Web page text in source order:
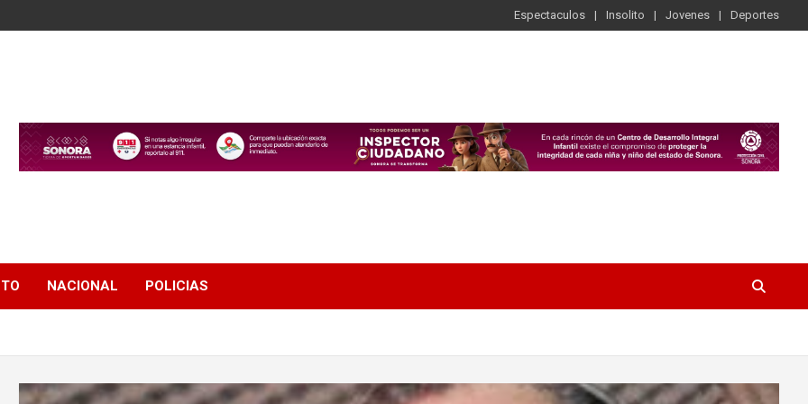
Espectaculos Insolito Jovenes Deportes
NACIONAL POLICIAS